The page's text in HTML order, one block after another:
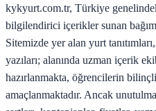
kykyurt.com.tr, Türkiye
bilgilendirici içerikler sunan
Sitemizde yer alan yurt
yazıları; alanında uzman içerik
hazırlanmakta, öğrencilerin
amaçlanmaktadır. Ancak